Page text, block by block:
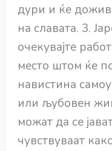
дури и ќе
на славата. 3.
очекувајте
место штом ќе
навистина
или љубовен
можат да се
чувствуваат